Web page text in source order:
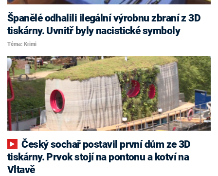
Španělé odhalili ilegální výrobnu zbraní z 3D
tiskárny. Uvnitř byly nacistické symboly
Téma: Krimi
Český sochař postavil první dům ze 3D
tiskárny. Prvok stojí na pontonu a kotví na
Vltavě